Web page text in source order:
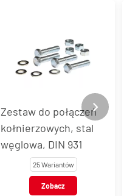
Zestaw do połączeń
kołnierzowych, stal
węglowa, DIN 931
25 Wariantów
Zobacz